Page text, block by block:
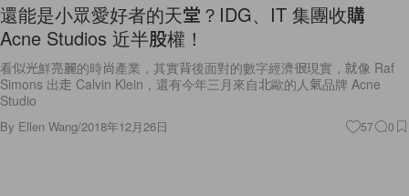
還能是小眾愛好者的天堂？IDG、IT 集團收購
Acne Studios 近半股權！
看似光鮮亮麗的時尚產業，其實背後面對的數字經濟很現實，就像 Raf
Simons 出走 Calvin Klein，還有今年三月來自北歐的人氣品牌 Acne
Studio
By Ellen Wang/2018年12月26日 57 0